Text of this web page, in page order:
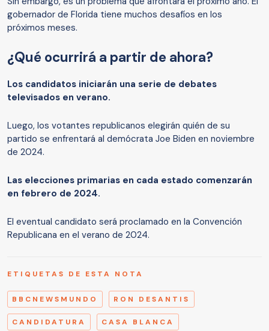
gobernador de Florida tiene muchos desafíos en los
próximos meses.
¿Qué ocurrirá a partir de ahora?
Los candidatos iniciarán una serie de debates
televisados ​​en verano.
Luego, los votantes republicanos elegirán quién de su
partido se enfrentará al demócrata Joe Biden en noviembre
de 2024.
Las elecciones primarias en cada estado comenzarán
en febrero de 2024.
El eventual candidato será proclamado en la Convención
Republicana en el verano de 2024.
ETIQUETAS DE ESTA NOTA
BBCNEWSMUNDO RON DESANTIS
CANDIDATURA CASA BLANCA